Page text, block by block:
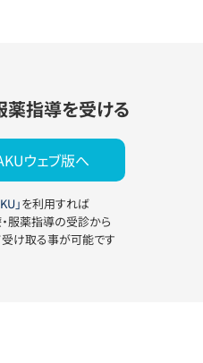
薬指導を受ける
ウェブ版へ
」を利用すれば
服薬指導の受診から
け取る事が可能です